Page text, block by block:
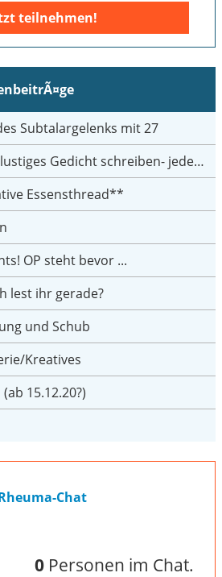
teilnehmen!
Subtalargelenks mit 27
Gedicht schreiben- jeder einen Satz
Essensthread**
OP steht bevor ...
lest ihr gerade?
und Schub
Kreatives
15.12.20?)
Chat
0Personen im Chat.